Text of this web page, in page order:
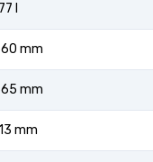
l
mm
mm
mm